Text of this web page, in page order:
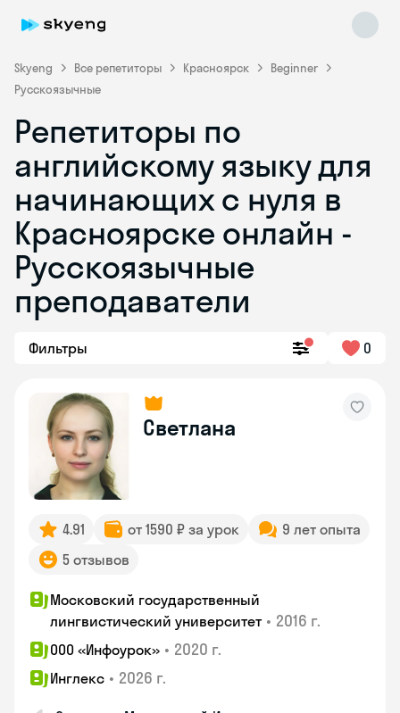
Skyeng Все репетиторы Красноярск
Beginner
Русскоязычные
Репетиторы по
английскому языку для
начинающих с нуля в
Красноярске онлайн -
Русскоязычные
преподаватели
Фильтры 0
Светлана
4.91 от 1590 ₽ за урок
9 лет опыта
5 отзывов
Московский государственный
лингвистический университет • 2016 г.
ООО «Инфоурок» • 2020 г.
Инглекс • 2026 г.
Skyeng Chat